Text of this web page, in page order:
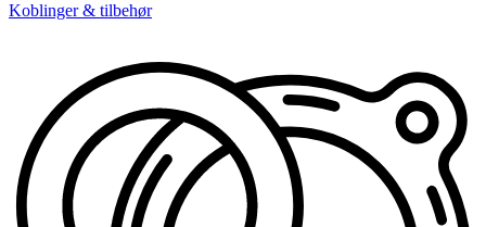
Koblinger & tilbehør